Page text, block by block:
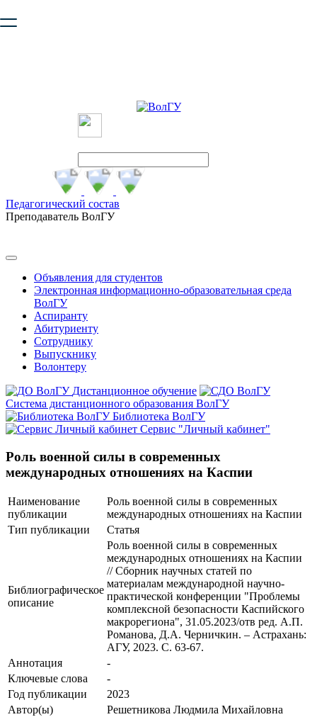
безопасную работу с сайтом. Пожалуйста
Педагогический состав
Преподаватель ВолГУ
Объявления для студентов
Электронная информационно-образовательная среда
ВолГУ
Аспиранту
Абитуриенту
Сотруднику
Выпускнику
Волонтеру
Дистанционное обучение
Система дистанционного образования ВолГУ
Библиотека ВолГУ
Сервис "Личный кабинет"
Роль военной силы в современных
международных отношениях на Каспии
Наименование
публикации
Роль военной силы в современных
международных отношениях на Каспии
Тип публикации
Статья
Библиографическое
описание
Роль военной силы в современных
международных отношениях на Каспии
// Сборник научных статей по
материалам международной научно-
практической конференции "Проблемы
комплексной безопасности Каспийского
макрорегиона", 31.05.2023/отв ред. А.П.
Романова, Д.А. Черничкин. – Астрахань:
АГУ, 2023. С. 63-67.
Аннотация
-
Ключевые cлова
-
Год публикации
2023
Автор(ы)
Решетникова Людмила Михайловна